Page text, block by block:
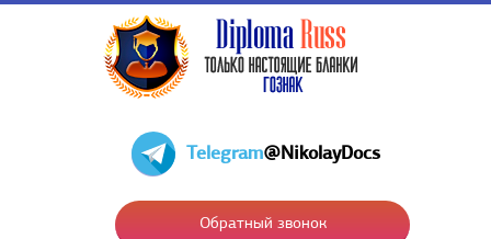
Telegram@NikolayDocs
Обратный звонок